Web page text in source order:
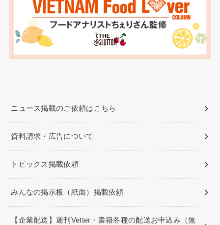
ニュース掲載のご依頼はこちら
資料請求・広告について
トピックス掲載依頼
みんなの掲示板（紙面）掲載依頼
【企業配送】週刊Vetter・書籍各種の配送お申込み（無